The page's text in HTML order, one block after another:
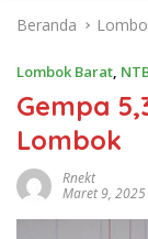
Beranda
Lombok Barat,
Gempa
Lombok
Rnekt
Maret 9, 2025